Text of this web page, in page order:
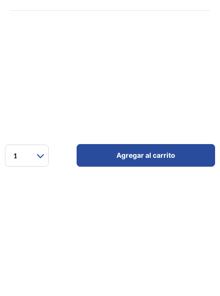
1 Agregar al carrito